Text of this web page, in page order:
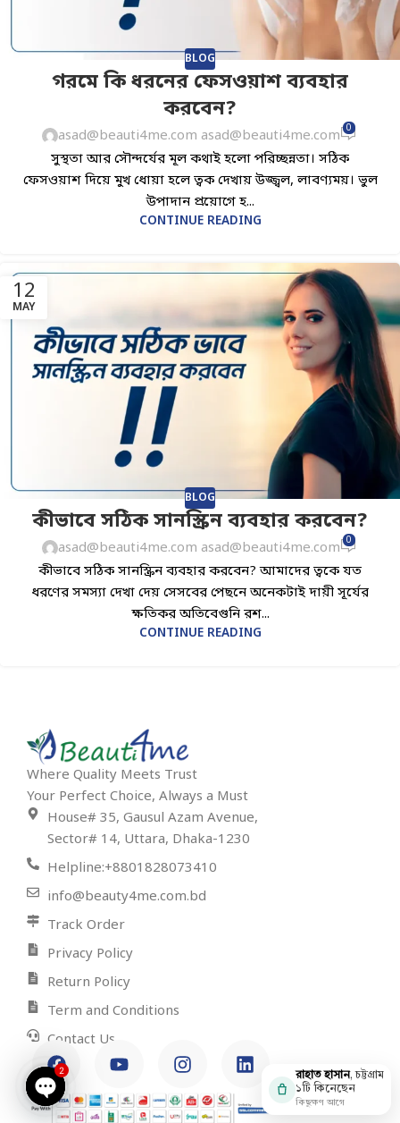
BLOG
গরমে কি ধরনের ফেসওয়াশ ব্যবহার
করবেন?
asad@beauti4me.com asad@beauti4me.com 0
সুস্থতা আর সৌন্দর্যের মূল কথাই হলো পরিচ্ছন্নতা। সঠিক
ফেসওয়াশ দিয়ে মুখ ধোয়া হলে ত্বক দেখায় উজ্জ্বল, লাবণ্যময়। ভুল
উপাদান প্রয়োগে হ...
CONTINUE READING
12
MAY
BLOG
কীভাবে সঠিক সানস্ক্রিন ব্যবহার করবেন?
asad@beauti4me.com asad@beauti4me.com 0
কীভাবে সঠিক সানস্ক্রিন ব্যবহার করবেন? আমাদের ত্বকে যত
ধরণের সমস্যা দেখা দেয় সেসবের পেছনে অনেকটাই দায়ী সূর্যের
ক্ষতিকর অতিবেগুনি রশ...
CONTINUE READING
Where Quality Meets Trust
Your Perfect Choice, Always a Must
House# 35, Gausul Azam Avenue,
Sector# 14, Uttara, Dhaka-1230
Helpline:+8801828073410
info@beauty4me.com.bd
Track Order
Privacy Policy
Return Policy
Term and Conditions
Contact Us
রাহাত হাসান, চট্টগ্রাম
১টি কিনেছেন
কিছুক্ষণ আগে
Open
2